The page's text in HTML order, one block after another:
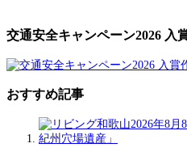
交通安全キャンペーン2026 入
おすすめ記事